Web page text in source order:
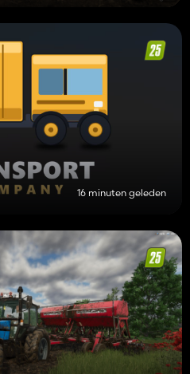
16 minuten geleden